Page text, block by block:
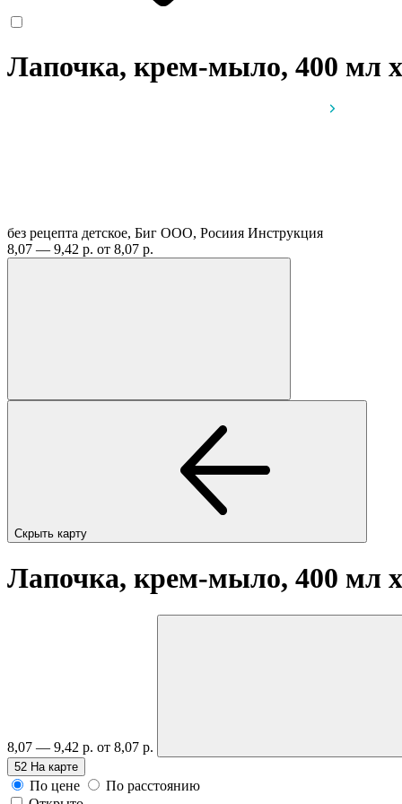
Лапочка, крем-мыло, 400 мл
без рецепта детское, Биг ООО, Росиия Инструкция
8,07 — 9,42 р. от 8,07 р.
Скрыть карту
Лапочка, крем-мыло, 400 мл
8,07 — 9,42 р. от 8,07 р.
52 На карте
По цене
По расстоянию